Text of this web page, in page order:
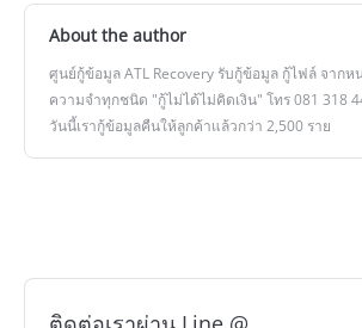
About the author
ศูนย์กู้ข้อมูล ATL Recovery รับกู้ข้อมูล กู้ไฟล์ จากห
ความจำทุกชนิด "กู้ไม่ได้ไม่คิดเงิน" โทร 081 318
วันนี้เรากู้ข้อมูลคืนให้ลูกค้าแล้วกว่า 2,500 ราย